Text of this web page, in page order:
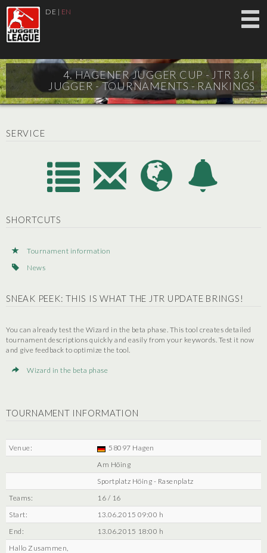
DE | EN
4. HAGENER JUGGER CUP - JTR 3.6 |
JUGGER - TOURNAMENTS - RANKINGS
SERVICE
SHORTCUTS
Tournament information
News
SNEAK PEEK: THIS IS WHAT THE JTR UPDATE BRINGS!
You can already test the Wizard in the beta phase. This tool creates detailed
tournament descriptions quickly and easily from your keywords. Test it now
and give feedback to optimize the tool.
Wizard in the beta phase
TOURNAMENT INFORMATION
Venue:
58097 Hagen
Am Höing
Sportplatz Höing - Rasenplatz
Teams:
16 / 16
Start:
13.06.2015 09:00 h
End:
13.06.2015 18:00 h
Hallo Zusammen,